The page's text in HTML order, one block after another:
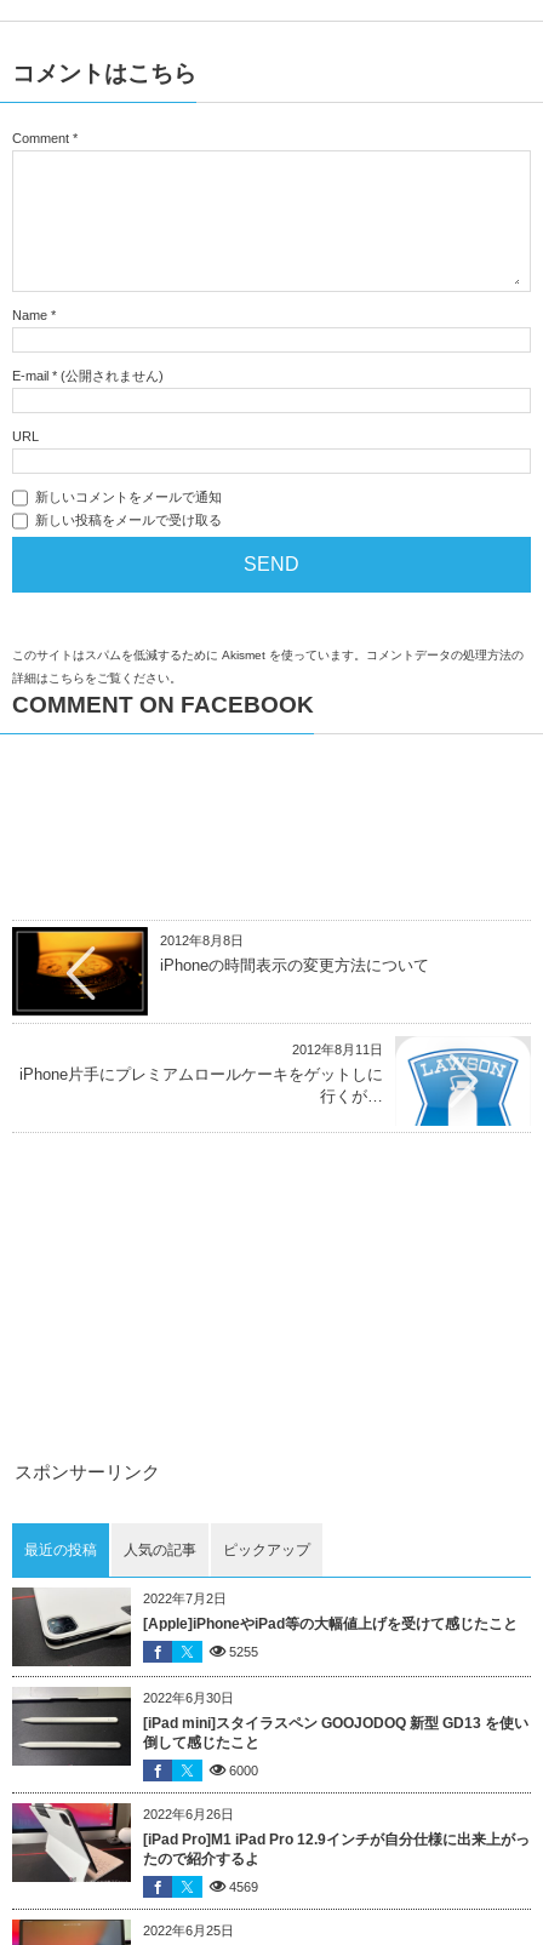
コメントはこちら
Comment *
Name *
E-mail * (公開されません)
URL
新しいコメントをメールで通知
新しい投稿をメールで受け取る
このサイトはスパムを低減するために Akismet を使っています。 コメントデータの処理方法の
詳細はこちらをご覧ください
COMMENT ON FACEBOOK
2012年8月8日
iPhoneの時間表示の変更方法について
2012年8月11日
iPhone片手にプレミアムロールケーキをゲットしに
行くが…
スポンサーリンク
最近の投稿 人気の記事 ピックアップ
2022年7月2日
[Apple]iPhoneやiPad等の大幅値上げを受けて感じたこと
5255
2022年6月30日
[iPad mini]スタイラスペン GOOJODOQ 新型 GD13 を使い
倒して感じたこと
6000
2022年6月26日
[iPad Pro]M1 iPad Pro 12.9インチが自分仕様に出来上がっ
たので紹介するよ
4569
2022年6月25日